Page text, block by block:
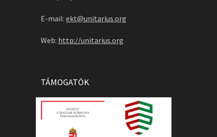
E-mail: ekt@unitarius.org
Web: http://unitarius.org
TÁMOGATÓK